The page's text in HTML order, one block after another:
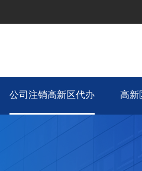
公司注销高新区代办 高新